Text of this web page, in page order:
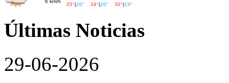
Últimas Noticias
29-06-2026